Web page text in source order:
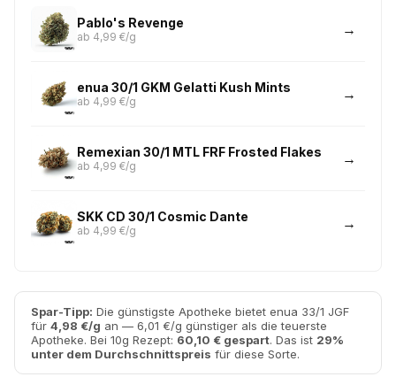
Pablo's Revenge
ab 4,99 €/g
enua 30/1 GKM Gelatti Kush Mints
ab 4,99 €/g
Remexian 30/1 MTL FRF Frosted Flakes
ab 4,99 €/g
SKK CD 30/1 Cosmic Dante
ab 4,99 €/g
Spar-Tipp: Die günstigste Apotheke bietet enua 33/1 JGF
für 4,98 €/g an — 6,01 €/g günstiger als die teuerste
Apotheke. Bei 10g Rezept: 60,10 € gespart. Das ist 29%
unter dem Durchschnittspreis für diese Sorte.